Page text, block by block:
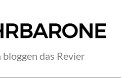
das Revier